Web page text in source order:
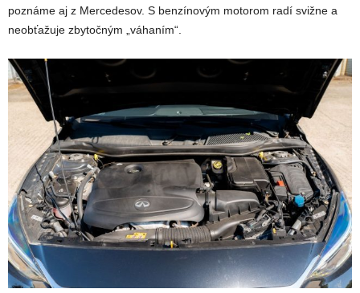
poznáme aj z Mercedesov. S benzínovým motorom radí svižne a
neobťažuje zbytočným „váhaním“.